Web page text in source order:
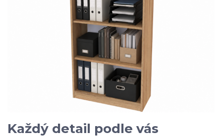
Každý detail podle vás